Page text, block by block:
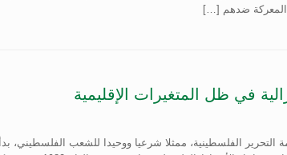
المعركة ضدهم […]
في ظل المتغيرات الإقليمية
القاضي بالاعتراف بمنظمة التحرير الفلسطينية، ممثلا شرعيا ووحيدا للشعب